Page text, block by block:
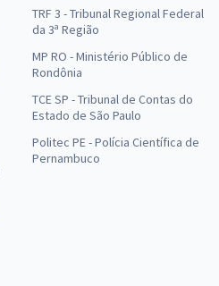
TRF 3 - Tribunal Regional Federal
da 3ª Região
MP RO - Ministério Público de
Rondônia
TCE SP - Tribunal de Contas do
Estado de São Paulo
Politec PE - Polícia Científica de
Pernambuco